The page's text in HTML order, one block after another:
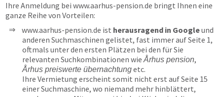
Ihre Anmeldung bei www.aarhus-pension.de bringt Ihnen eine
ganze Reihe von Vorteilen:
www.aarhus-pension.de ist herausragend in Googleund
anderen Suchmaschinen gelistet, fast immer auf Seite 1,
oftmals unter den ersten Plätzen bei den für Sie
relevanten Suchkombinationen wieÅrhus pension,
Århus preiswerte übernachtungetc.
Ihre Vermietung erscheint somit nicht erst auf Seite 15
einer Suchmaschine, wo niemand mehr hinblättert,